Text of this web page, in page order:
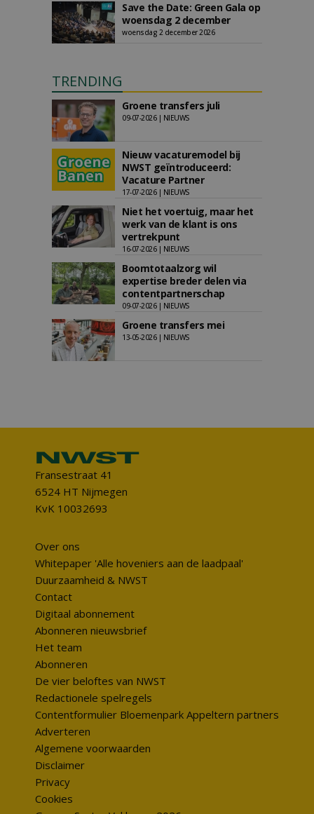
Save the Date: Green Gala op
woensdag 2 december
woensdag 2 december 2026
TRENDING
Groene transfers juli
09-07-2026 | NIEUWS
Nieuw vacaturemodel bij
NWST geïntroduceerd:
Vacature Partner
17-07-2026 | NIEUWS
Niet het voertuig, maar het
werk van de klant is ons
vertrekpunt
16-07-2026 | NIEUWS
Boomtotaalzorg wil
expertise breder delen via
contentpartnerschap
09-07-2026 | NIEUWS
Groene transfers mei
13-05-2026 | NIEUWS
Fransestraat 41
6524 HT Nijmegen
KvK 10032693
Over ons
Whitepaper 'Alle hoveniers aan de laadpaal'
Duurzaamheid & NWST
Contact
Digitaal abonnement
Abonneren nieuwsbrief
Het team
Abonneren
De vier beloftes van NWST
Redactionele spelregels
Contentformulier Bloemenpark Appeltern partners
Adverteren
Algemene voorwaarden
Disclaimer
Privacy
Cookies